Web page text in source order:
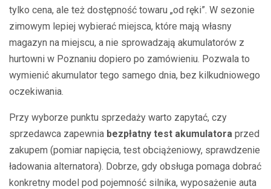
tylko cena, ale też dostępność towaru „od ręki”. W sezonie
zimowym lepiej wybierać miejsca, które mają własny
magazyn na miejscu, a nie sprowadzają akumulatorów z
hurtowni w Poznaniu dopiero po zamówieniu. Pozwala to
wymienić akumulator tego samego dnia, bez kilkudniowego
oczekiwania.
Przy wyborze punktu sprzedaży warto zapytać, czy
sprzedawca zapewnia bezpłatny test akumulatora przed
zakupem (pomiar napięcia, test obciążeniowy, sprawdzenie
ładowania alternatora). Dobrze, gdy obsługa pomaga dobrać
konkretny model pod pojemność silnika, wyposażenie auta